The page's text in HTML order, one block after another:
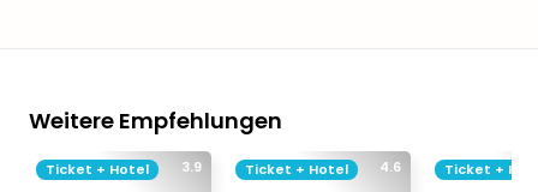
Weitere Empfehlungen
3.9
Ticket + Hotel 4.6
Ticket + Hotel Ticket +